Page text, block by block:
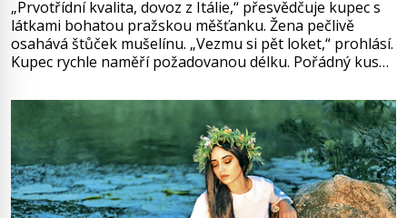
„Prvotřídní kvalita, dovoz z Itálie,“ přesvědčuje kupec s
látkami bohatou pražskou měšťanku. Žena pečlivě
osahává štůček mušelínu. „Vezmu si pět loket,“ prohlásí.
Kupec rychle naměří požadovanou délku. Pořádný kus
milostpaní. Stačí jenom na sukni,“ zhodnotí švadlena
množství růžového mušelínu. „Ošidili vás, podívejte.“
Vezme do ruky dřevěnou